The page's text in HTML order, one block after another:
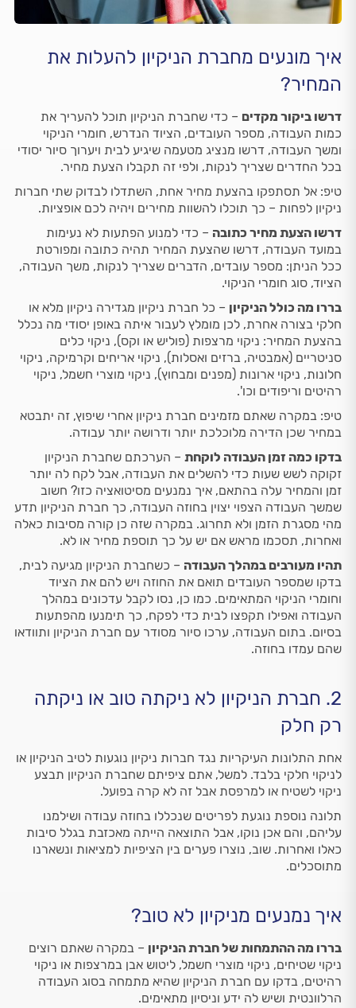
איך מונעים מחברת הניקיון להעלות את
המחיר?
דרשו ביקור מקדים – כדי שחברת הניקיון תוכל להעריך את
כמות העבודה, מספר העובדים, הציוד הנדרש, חומרי הניקוי
ומשך העבודה, דרשו מנציג מטעמה שיגיע לבית ויערוך סיור יסודי
בכל החדרים שצריך לנקות, ולפי זה תקבלו הצעת מחיר.
טיפ: אל תסתפקו בהצעת מחיר אחת, השתדלו לבדוק שתי חברות
ניקיון לפחות – כך תוכלו להשוות מחירים ויהיה לכם אופציות.
דרשו הצעת מחיר כתובה – כדי למנוע הפתעות לא נעימות
במועד העבודה, דרשו שהצעת המחיר תהיה כתובה ומפורטת
ככל הניתן: מספר עובדים, הדברים שצריך לנקות, משך העבודה,
הציוד, סוג חומרי הניקוי.
בררו מה כולל הניקיון – כל חברת ניקיון מגדירה ניקיון מלא או
חלקי בצורה אחרת, לכן מומלץ לעבור איתה באופן יסודי מה נכלל
בהצעת המחיר: ניקוי מרצפות (פוליש או וקס), ניקוי כלים
סניטריים (אמבטיה, ברזים ואסלות), ניקוי אריחים וקרמיקה, ניקוי
חלונות, ניקוי ארונות (מפנים ומבחוץ), ניקוי מוצרי חשמל, ניקוי
רהיטים וריפודים וכו'.
טיפ: במקרה שאתם מזמינים חברת ניקיון אחרי שיפוץ, זה יתבטא
במחיר שכן הדירה מלוכלכת יותר ודרושה יותר עבודה.
בדקו כמה זמן העבודה לוקחת – הערכתם שחברת הניקיון
זקוקה לשש שעות כדי להשלים את העבודה, אבל לקח לה יותר
זמן והמחיר עלה בהתאם, איך נמנעים מסיטואציה כזו? חשוב
שמשך העבודה הצפוי יצוין בחוזה העבודה, כך חברת הניקיון תדע
מהי מסגרת הזמן ולא תחרוג. במקרה שזה כן קורה מסיבות כאלה
ואחרות, תסכמו מראש אם יש על כך תוספת מחיר או לא.
תהיו מעורבים במהלך העבודה – כשחברת הניקיון מגיעה לבית,
בדקו שמספר העובדים תואם את החוזה ויש להם את הציוד
וחומרי הניקוי המתאימים. כמו כן, נסו לקבל עדכונים במהלך
העבודה ואפילו תקפצו לבית כדי לפקח, כך תימנעו מהפתעות
בסיום. בתום העבודה, ערכו סיור מסודר עם חברת הניקיון ותוודאו
שהם עמדו בחוזה.
2. חברת הניקיון לא ניקתה טוב או ניקתה
רק חלק
אחת התלונות העיקריות נגד חברות ניקיון נוגעות לטיב הניקיון או
לניקוי חלקי בלבד. למשל, אתם ציפיתם שחברת הניקיון תבצע
ניקוי לשטיח או למרפסת אבל זה לא קרה בפועל.
תלונה נוספת נוגעת לפריטים שנכללו בחוזה עבודה ושילמנו
עליהם, והם אכן נוקו, אבל התוצאה הייתה מאכזבת בגלל סיבות
כאלו ואחרות. שוב, נוצרו פערים בין הציפיות למציאות ונשארנו
מתוסכלים.
איך נמנעים מניקיון לא טוב?
בררו מה ההתמחות של חברת הניקיון – במקרה שאתם רוצים
ניקוי שטיחים, ניקוי מוצרי חשמל, ליטוש אבן במרצפות או ניקוי
רהיטים, בדקו עם חברת הניקיון שהיא מתמחה בסוג העבודה
הרלוונטית ושיש לה ידע וניסיון מתאימים.